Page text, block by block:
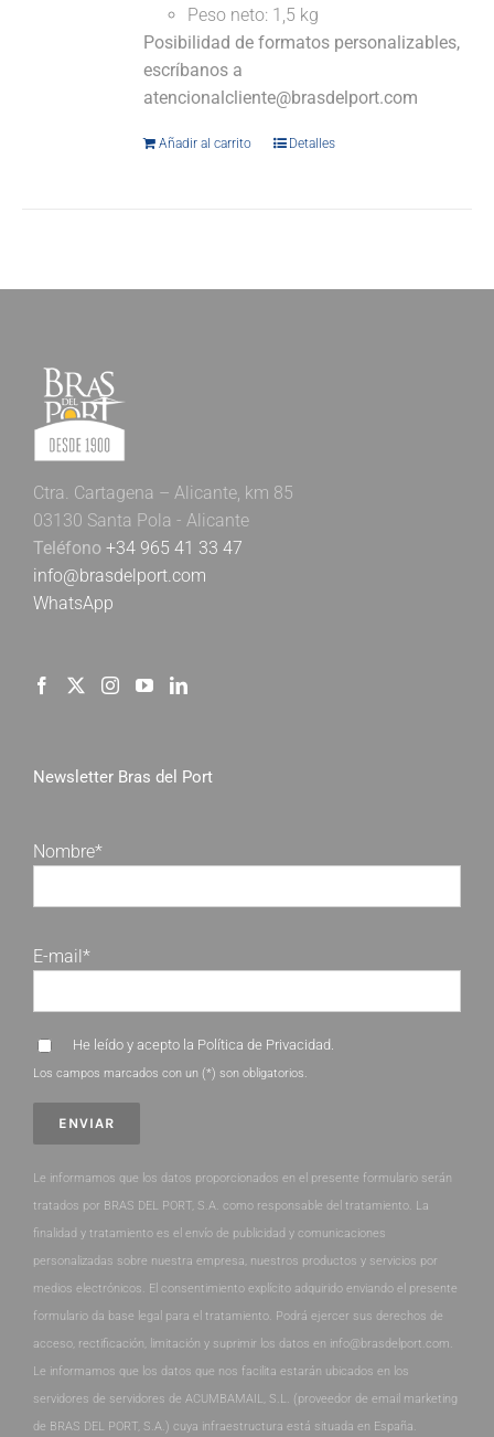
Peso neto: 1,5 kg
Posibilidad de formatos personalizables,
escríbanos a
atencionalcliente@brasdelport.com
Añadir al carrito Detalles
Ctra. Cartagena – Alicante, km 85
03130 Santa Pola - Alicante
Teléfono +34 965 41 33 47
info@brasdelport.com
WhatsApp
Newsletter Bras del Port
Nombre*
E-mail*
He leído y acepto la Política de Privacidad.
Los campos marcados con un (*) son obligatorios.
Le informamos que los datos proporcionados en el presente formulario serán
tratados por BRAS DEL PORT, S.A. como responsable del tratamiento. La
finalidad y tratamiento es el envío de publicidad y comunicaciones
personalizadas sobre nuestra empresa, nuestros productos y servicios por
medios electrónicos. El consentimiento explícito adquirido enviando el presente
formulario da base legal para el tratamiento. Podrá ejercer sus derechos de
acceso, rectificación, limitación y suprimir los datos en info@brasdelport.com.
Le informamos que los datos que nos facilita estarán ubicados en los
servidores de servidores de ACUMBAMAIL, S.L. (proveedor de email marketing
de BRAS DEL PORT, S.A.) cuya infraestructura está situada en España.